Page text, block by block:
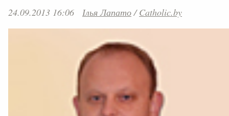
24.09.2013 16:06 Ілья Лапато/Catholic.by